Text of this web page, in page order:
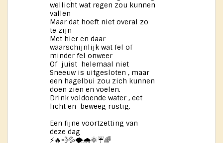
wellicht wat regen zou kunnen
vallen
Maar dat hoeft niet overal zo
te zijn
Met hier en daar
waarschijnlijk wat fel of
minder fel onweer
Of juist helemaal niet
Sneeuw is uitgesloten , maar
een hagelbui zou zich kunnen
doen zien en voelen.
Drink voldoende water , eet
licht en beweeg rustig.
Een fijne voortzetting van
deze dag
⚡🔥💨💦🌪️🌧️🌞☔🌈